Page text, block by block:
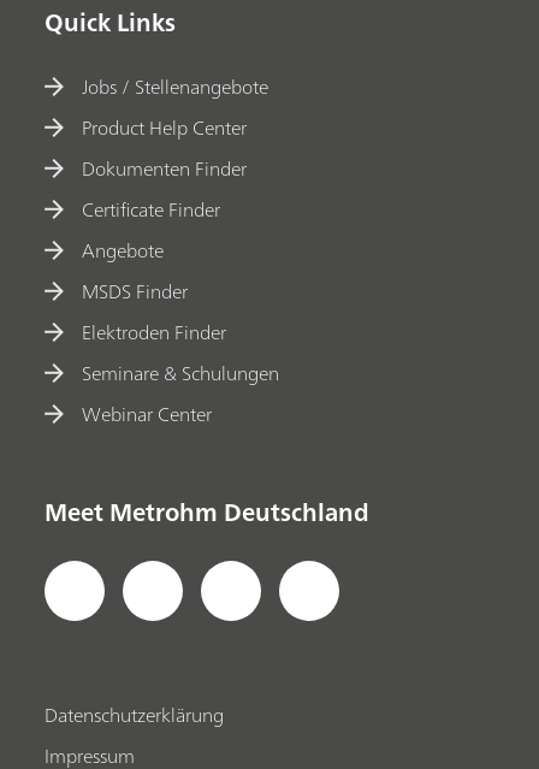
Quick Links
Jobs / Stellenangebote
Product Help Center
Dokumenten Finder
Certificate Finder
Angebote
MSDS Finder
Elektroden Finder
Seminare & Schulungen
Webinar Center
Meet Metrohm Deutschland
Datenschutzerklärung
Impressum